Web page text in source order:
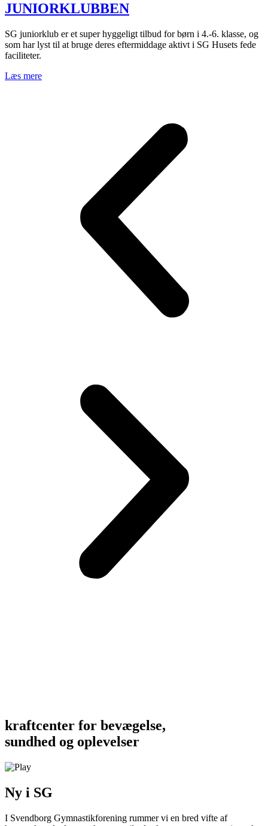
JUNIORKLUBBEN
SG juniorklub er et super hyggeligt tilbud for børn i 4.-6. klasse, og
som har lyst til at bruge deres eftermiddage aktivt i SG Husets fede
faciliteter.
Læs mere
kraftcenter for bevægelse,
sundhed og oplevelser
Ny i SG
I Svendborg Gymnastikforening rummer vi en bred vifte af